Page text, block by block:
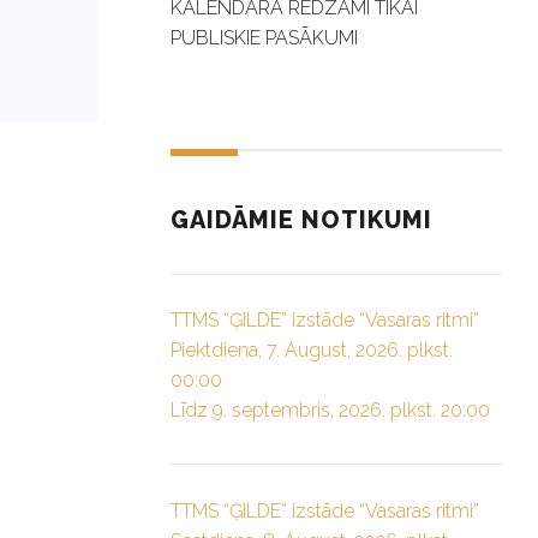
KALENDĀRĀ REDZAMI TIKAI
PUBLISKIE PASĀKUMI
GAIDĀMIE NOTIKUMI
TTMS “ĢILDE” izstāde “Vasaras ritmi”
Piektdiena, 7. August, 2026. plkst.
00:00
Līdz 9. septembris, 2026. plkst. 20:00
TTMS “ĢILDE” izstāde “Vasaras ritmi”